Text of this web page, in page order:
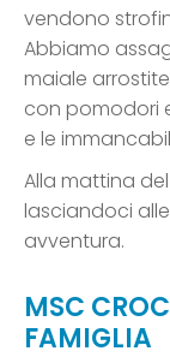
vendono
Abbiamo
maiale
con pomodori
e le
Alla mattina
lasciandoci
avventura.
MSC
FAMIGLIA